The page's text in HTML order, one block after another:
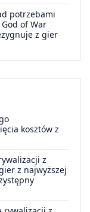
potrzebami
of War
z gier
kosztów z
z
z najwyższej